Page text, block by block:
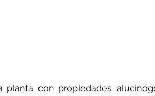
planta con propiedades